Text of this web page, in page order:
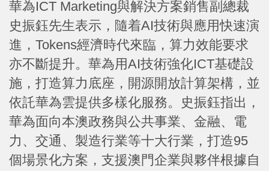
華為ICT Marketing與解決方案銷售副總裁
史振鈺先生表示，隨着AI技術與應用快速演
進，Tokens經濟時代來臨，算力效能要求
亦不斷提升。華為用AI技術強化ICT基礎設
施，打造算力底座，開源開放計算架構，並
依託華為雲提供多樣化服務。史振鈺指出，
華為面向本澳政務與公共事業、金融、電
力、交通、製造行業等十大行業，打造95
個場景化方案，支援澳門企業與夥伴根據自